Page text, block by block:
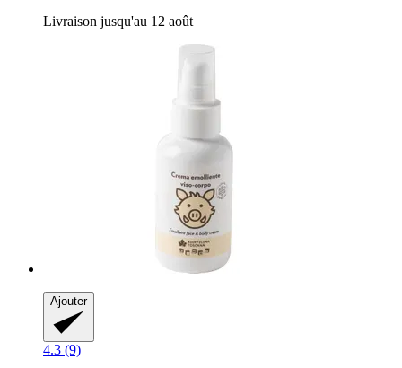
Livraison jusqu'au 12 août
Ajouter
4.3 (9)